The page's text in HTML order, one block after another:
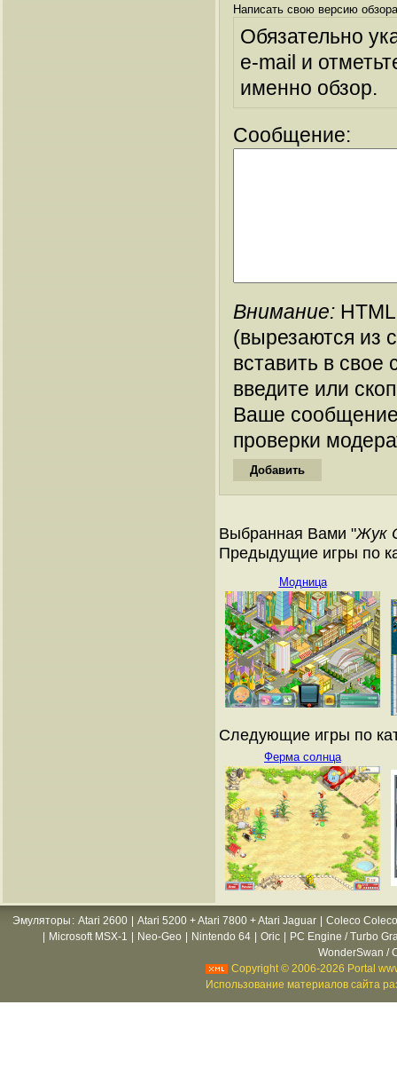
Написать свою версию
Обязательно
e-mail и
именно обзор.
Сообщение:
Внимание:
(вырезаются из
вставить в
введите или
Ваше
проверки
Выбранная Вами "Жук
Предыдущие игры по
Модница
Следующие игры по
Ферма солнца
Эмуляторы : Atari 2600 Atari 5200 + Atari 7800 + Atari Jaguar
Coleco
Microsoft MSX-1 Neo-Geo Nintendo 64 Oric
PC Engine / Turbo
WonderSwan /
Copyright © 2006-2026 Portal
Использование материалов сайта